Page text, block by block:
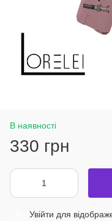
В наявності
330 грн
Увійти для